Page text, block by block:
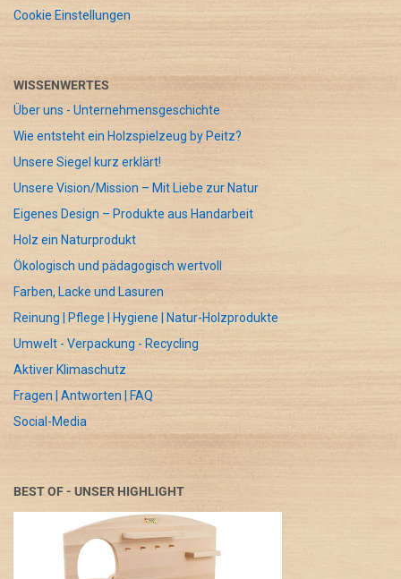
Cookie Einstellungen
WISSENWERTES
Über uns - Unternehmensgeschichte
Wie entsteht ein Holzspielzeug by Peitz?
Unsere Siegel kurz erklärt!
Unsere Vision/Mission – Mit Liebe zur Natur
Eigenes Design – Produkte aus Handarbeit
Holz ein Naturprodukt
Ökologisch und pädagogisch wertvoll
Farben, Lacke und Lasuren
Reinung | Pflege | Hygiene | Natur-Holzprodukte
Umwelt - Verpackung - Recycling
Aktiver Klimaschutz
Fragen | Antworten | FAQ
Social-Media
BEST OF - UNSER HIGHLIGHT